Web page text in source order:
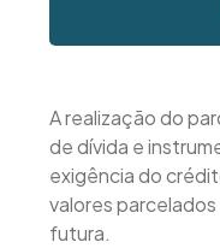
A realização do
de dívida e
exigência do
valores
futura.